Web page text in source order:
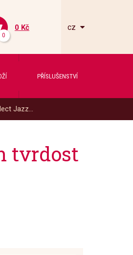
0
0 Kč cz
PŘÍSLUŠENSTVÍ
Jazz...
tvrdost